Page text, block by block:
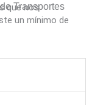
Transportes
que nos
un mínimo de